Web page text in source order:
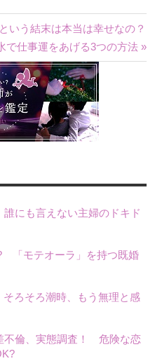
いう結末は本当は幸せなの？
で仕事運をあげる3つの方法 »
にも言えない主婦のドキド
「モテオーラ」を持つ既婚
ろそろ潮時、もう無理と感
不倫、実態調査！ 危険な恋